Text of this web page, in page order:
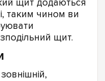
щит додаються
таким чином ви
щит.